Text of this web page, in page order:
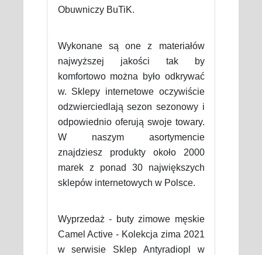
Obuwniczy BuTiK.
Wykonane są one z materiałów
najwyższej jakości tak by
komfortowo można było odkrywać
w. Sklepy internetowe oczywiście
odzwierciedlają sezon sezonowy i
odpowiednio oferują swoje towary.
W naszym asortymencie
znajdziesz produkty około 2000
marek z ponad 30 największych
sklepów internetowych w Polsce.
Wyprzedaż - buty zimowe męskie
Camel Active - Kolekcja zima 2021
w serwisie Sklep Antyradiopl w